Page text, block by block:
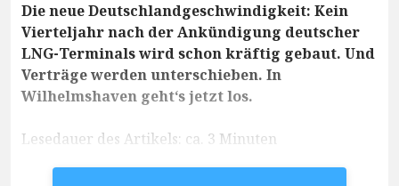
Die neue Deutschlandgeschwindigkeit: Kein
Vierteljahr nach der Ankündigung deutscher
LNG-Terminals wird schon kräftig gebaut. Und
Verträge werden unterschieben. In
Wilhelmshaven geht‘s jetzt los.
Lesedauer des Artikels: ca. 3 Minuten